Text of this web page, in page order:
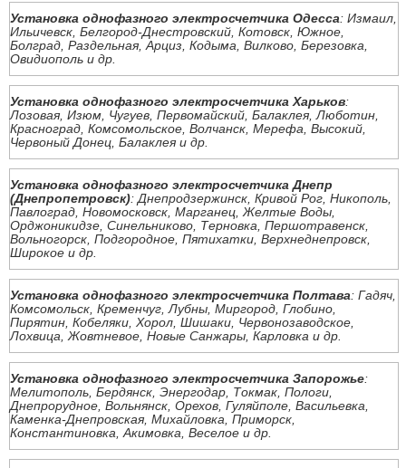
Установка однофазного электросчетчика Одесса: Измаил,
Ильичевск, Белгород-Днестровский, Котовск, Южное,
Болград, Раздельная, Арциз, Кодыма, Вилково, Березовка,
Овидиополь и др.
Установка однофазного электросчетчика Харьков:
Лозовая, Изюм, Чугуев, Первомайский, Балаклея, Люботин,
Красноград, Комсомольское, Волчанск, Мерефа, Высокий,
Червоный Донец, Балаклея и др.
Установка однофазного электросчетчика Днепр
(Днепропетровск): Днепродзержинск, Кривой Рог, Никополь,
Павлоград, Новомосковск, Марганец, Желтые Воды,
Орджоникидзе, Синельниково, Терновка, Першотравенск,
Вольногорск, Подгородное, Пятихатки, Верхнеднепровск,
Широкое и др.
Установка однофазного электросчетчика Полтава: Гадяч,
Комсомольск, Кременчуг, Лубны, Миргород, Глобино,
Пирятин, Кобеляки, Хорол, Шишаки, Червонозаводское,
Лохвица, Жовтневое, Новые Санжары, Карловка и др.
Установка однофазного электросчетчика Запорожье:
Мелитополь, Бердянск, Энергодар, Токмак, Пологи,
Днепрорудное, Вольнянск, Орехов, Гуляйполе, Васильевка,
Каменка-Днепровская, Михайловка, Приморск,
Константиновка, Акимовка, Веселое и др.